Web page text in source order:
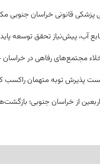
پزشکی قانونی خراسان جنوبی
آب، پیش‌نیاز تحقق توسعه
مجتمع‌های رفاهی در خراسان
پذیرش توبه متهمان راکسب